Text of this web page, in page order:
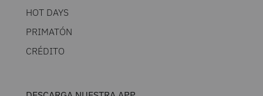
HOT DAYS
PRIMATÓN
CRÉDITO